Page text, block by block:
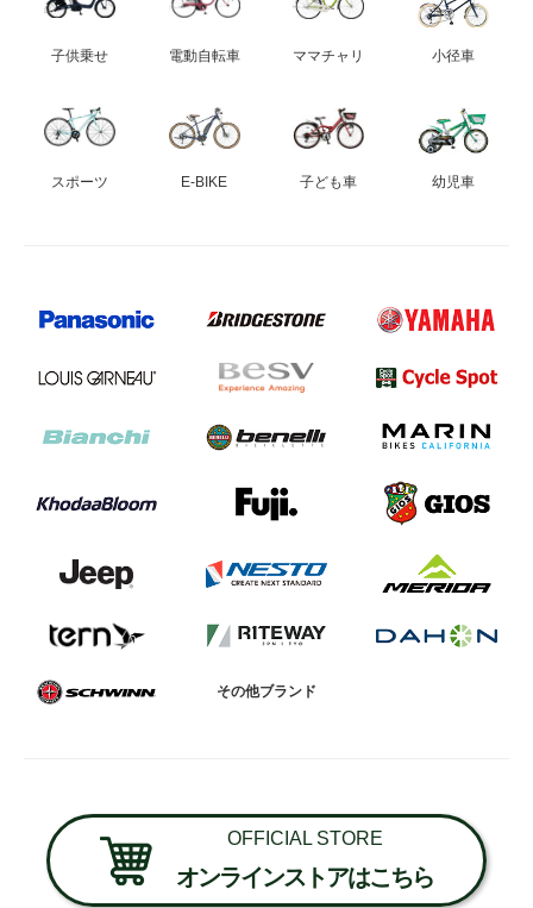
子供乗せ 電動自転車 ママチャリ 小径車
スポーツ E-BIKE 子ども車 幼児車
その他ブランド
OFFICIAL STORE
オンラインストアはこちら